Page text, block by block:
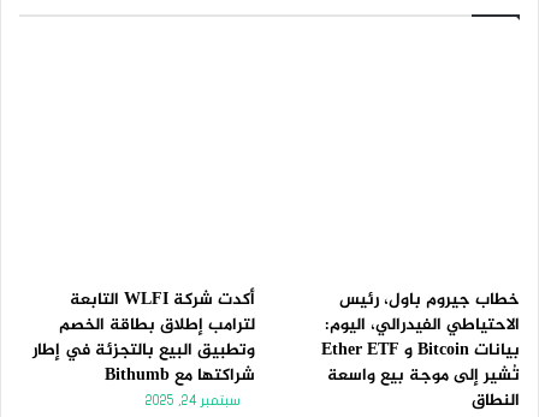
خطاب جيروم باول، رئيس
الاحتياطي الفيدرالي، اليوم:
بيانات Bitcoin و Ether ETF
تُشير إلى موجة بيع واسعة
النطاق
أكدت شركة WLFI التابعة
لترامب إطلاق بطاقة الخصم
وتطبيق البيع بالتجزئة في إطار
شراكتها مع Bithumb
سبتمبر 24, 2025